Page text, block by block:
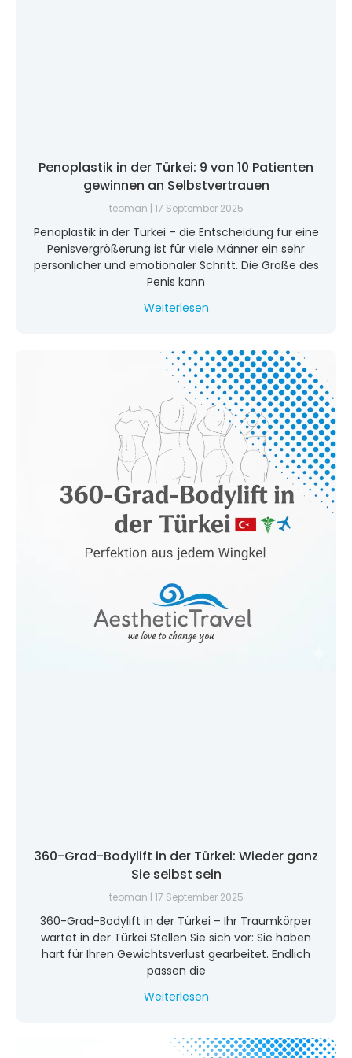
Penoplastik in der Türkei: 9 von 10 Patienten
gewinnen an Selbstvertrauen
teoman 17 September 2025
Penoplastik in der Türkei – die Entscheidung für eine
Penisvergrößerung ist für viele Männer ein sehr
persönlicher und emotionaler Schritt. Die Größe des
Penis kann
Weiterlesen
360-Grad-Bodylift in der Türkei: Wieder ganz
Sie selbst sein
teoman 17 September 2025
360-Grad-Bodylift in der Türkei – Ihr Traumkörper
wartet in der Türkei Stellen Sie sich vor: Sie haben
hart für Ihren Gewichtsverlust gearbeitet. Endlich
passen die
Weiterlesen